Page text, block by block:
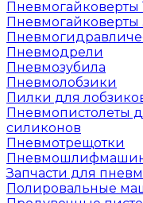
Пневмогайковерты
Пневмогайковерты
Пневмодрели
Пневмозубила
Пневмолобзики
Пилки для
Пневмопистолеты
силиконов
Пневмотрещотки
Запчасти для
Полировальные